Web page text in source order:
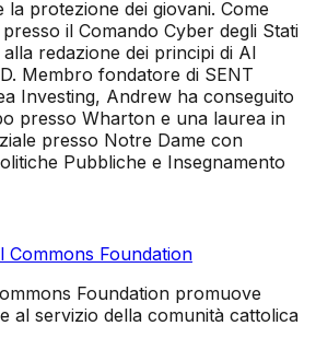
la protezione dei giovani. Come
il Comando Cyber degli Stati
redazione dei principi di AI
Membro fondatore di SENT
Investing, Andrew ha conseguito
presso Wharton e una laurea in
presso Notre Dame con
Pubbliche e Insegnamento
Commons Foundation
Foundation promuove
al servizio della comunità cattolica